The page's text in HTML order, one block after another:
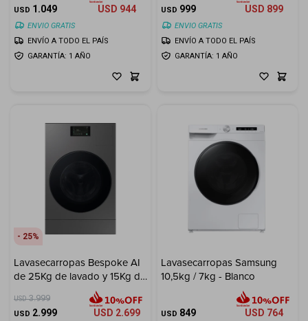
USD 1.049 USD 944
ENVIO GRATIS
GARANTÍA: 1 AÑO
ENVÍO A TODO EL PAÍS
USD 999 USD 899
ENVIO GRATIS
GARANTÍA: 1 AÑO
ENVÍO A TODO EL PAÍS
25
Lavasecarropas Bespoke AI
de 25Kg de lavado y 15Kg de
USD 3.999
USD 2.999 USD 2.699
Lavasecarropas Samsung
10,5kg / 7kg - Blanco
USD 849 USD 764